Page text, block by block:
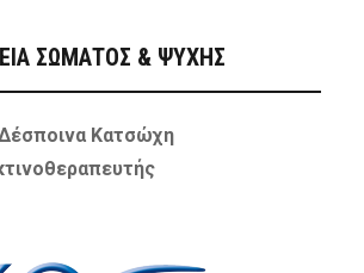
ΣΩΜΑΤΟΣ & ΨΥΧΗΣ
Κατσώχη